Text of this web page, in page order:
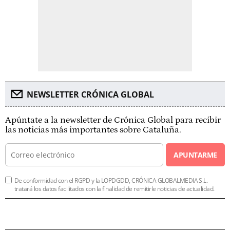
NEWSLETTER CRÓNICA GLOBAL
Apúntate a la newsletter de Crónica Global para recibir
las noticias más importantes sobre Cataluña.
APUNTARME
De conformidad con el RGPD y la LOPDGDD, CRÓNICA GLOBALMEDIA S.L.
tratará los datos facilitados con la finalidad de remitirle noticias de actualidad.